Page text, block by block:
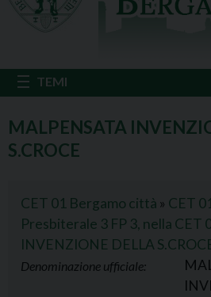
MALPENSATA
S.CROCE
CET 01 Bergamo città » CET
Presbiterale 3 FP 3, nella CET
INVENZIONE DELLA
Denominazione ufficiale: